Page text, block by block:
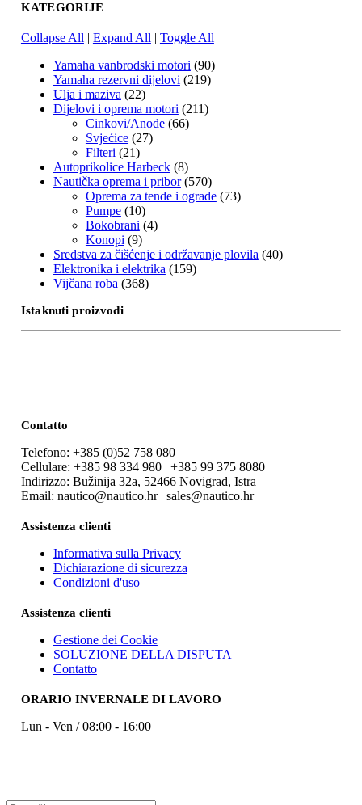
KATEGORIJE
Collapse All | Expand All | Toggle All
Yamaha vanbrodski motori (90)
Yamaha rezervni dijelovi (219)
Ulja i maziva (22)
Dijelovi i oprema motori (211)
Cinkovi/Anode (66)
Svjećice (27)
Filteri (21)
Autoprikolice Harbeck (8)
Nautička oprema i pribor (570)
Oprema za tende i ograde (73)
Pumpe (10)
Bokobrani (4)
Konopi (9)
Sredstva za čišćenje i održavanje plovila (40)
Elektronika i elektrika (159)
Vijčana roba (368)
Istaknuti proizvodi
Contatto
Telefono: +385 (0)52 758 080
Cellulare: +385 98 334 980 | +385 99 375 8080
Indirizzo: Bužinija 32a, 52466 Novigrad, Istra
Email: nautico@nautico.hr | sales@nautico.hr
Assistenza clienti
Informativa sulla Privacy
Dichiarazione di sicurezza
Condizioni d'uso
Assistenza clienti
Gestione dei Cookie
SOLUZIONE DELLA DISPUTA
Contatto
ORARIO INVERNALE DI LAVORO
Lun - Ven / 08:00 - 16:00